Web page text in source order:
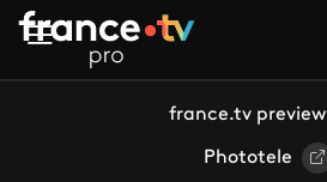
Aller au contenu principal
france.tv preview
Phototele